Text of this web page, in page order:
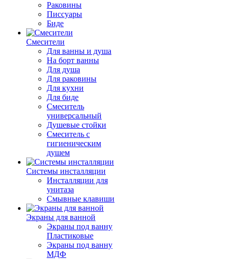
Раковины
Писсуары
Биде
Смесители
Для ванны и душа
На борт ванны
Для душа
Для раковины
Для кухни
Для биде
Смеситель
универсальный
Душевые стойки
Смеситель с
гигиеническим
душем
Системы инсталляции
Инсталляции для
унитаза
Смывные клавиши
Экраны для ванной
Экраны под ванну
Пластиковые
Экраны под ванну
МДФ